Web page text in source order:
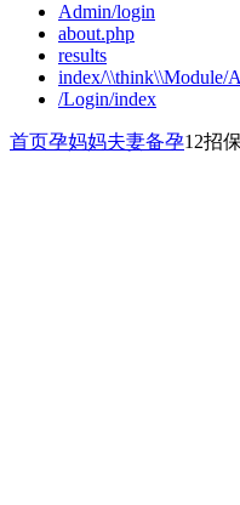
Admin/login
about.php
results
index/\\think\\Module/
/Login/index
首页孕妈妈夫妻备孕12招